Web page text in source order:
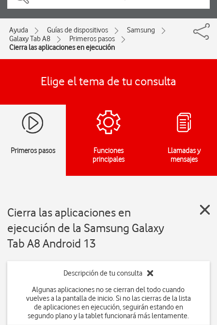
Ayuda Guías de dispositivos
Samsung
Galaxy Tab A8
Primeros pasos
Cierra las aplicaciones en ejecución
Elige el tema de tu consulta
Primeros pasos
Funciones
principales
Llamadas y
mensajes
Cierra las aplicaciones en
ejecución de la Samsung Galaxy
Tab A8 Android 13
Descripción de tu consulta
Algunas aplicaciones no se cierran del todo cuando
vuelves a la pantalla de inicio. Si no las cierras de la lista
de aplicaciones en ejecución, seguirán estando en
segundo plano y la tablet funcionará más lentamente.